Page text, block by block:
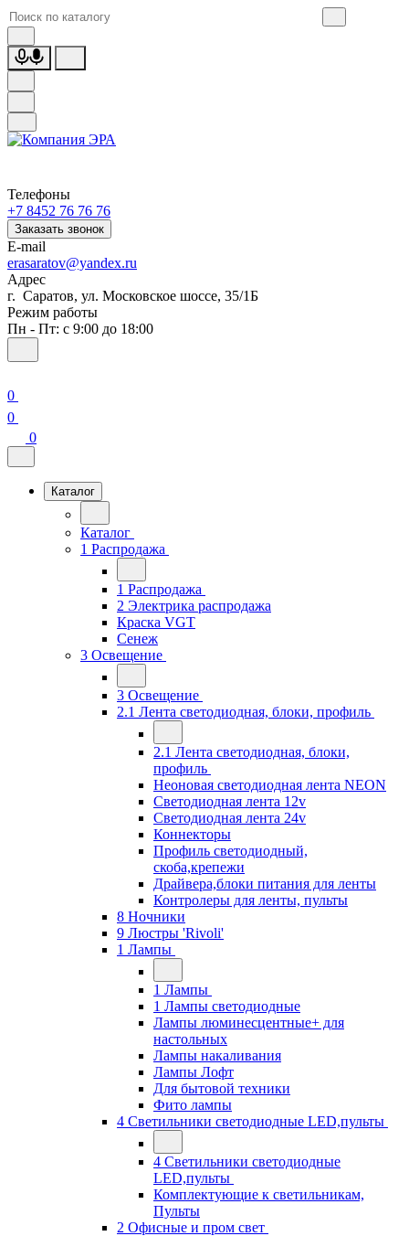
Телефоны
+7 8452 76 76 76
Заказать звонок
E-mail
erasaratov@yandex.ru
Адрес
г. Саратов, ул. Московское шоссе, 35/1Б
Режим работы
Пн - Пт: с 9:00 до 18:00
0
0
0
Каталог
Каталог
1 Распродажа
1 Распродажа
2 Электрика распродажа
Краска VGT
Сенеж
3 Освещение
3 Освещение
2.1 Лента светодиодная, блоки, профиль
2.1 Лента светодиодная, блоки,
профиль
Неоновая светодиодная лента NEON
Светодиодная лента 12v
Светодиодная лента 24v
Коннекторы
Профиль светодиодный,
скоба,крепежи
Драйвера,блоки питания для ленты
Контролеры для ленты, пульты
8 Ночники
9 Люстры 'Rivoli'
1 Лампы
1 Лампы
1 Лампы светодиодные
Лампы люминесцентные+ для
настольных
Лампы накаливания
Лампы Лофт
Для бытовой техники
Фито лампы
4 Светильники светодиодные LED,пульты
4 Светильники светодиодные
LED,пульты
Комплектующие к светильникам,
Пульты
2 Офисные и пром свет